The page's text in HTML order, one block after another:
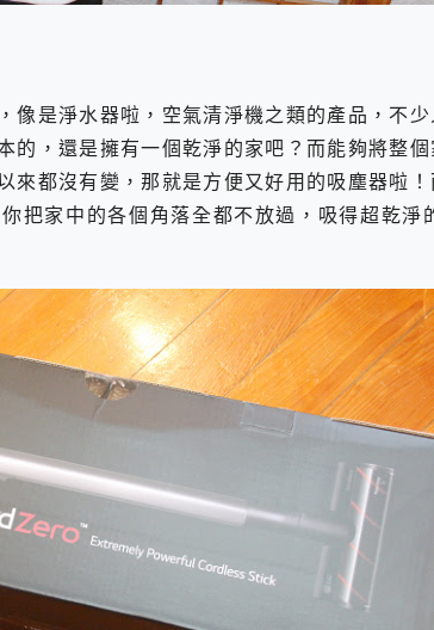
充 ONPRO MagReact M5 10000mAh 5合1 磁吸無
急便｜行動儲能救車電源】 可靠的旅行夥伴！帶
多用途「MSI微星 Modern MD272UPSW 27型」
、冰感變色實測，realme 14 5G 遊戲戰鬥值爆表
AirPods耳機 三個設備充電一起搞定 ONPRO
」開放式耳掛耳機，無感配戴! 超穩超服貼，
袋裡的 Zeiss 潮流攝影棚!
Roborock 衣莉莎白 H1 Neo分子篩洗脫烘 AI 滾筒
機 最完美的家 MSI Nest Docking Station 掌機專
臨~ vivo X200 Pro、vivo X200 就是這麼好拍
免費線上去聲器一鍵去除人聲 人聲 音樂分離
分享~~ iToolab AnyGo 魔物獵人 Now飛人 ios教
夢飛人 AnyTo 不出門也可以飛遍全世界
量 一次充5個設備 充好充滿 CUKTECH 酷態科
就是這麼簡單 EaseUS Data Recovery Wizard
碟管理程式 EaseUS Partition Master 就是這麼簡單
開箱! 相機實測! 長焦覆蓋更遠更清晰、2日長續航
測~ 有深度的 Leica 影像旗艦手機! 加碼小旗艦
耳機智慧降噪升級、音質明亮溫潤，並支援雙設
包 來囉 完美保護 MSI Claw A1M-026TW 電競掌機
開箱 評測! 首搭蔡司光學鏡頭、攝影棚級柔光環
散熱 微星 MSI Claw A1M-026TW 電競掌機 開箱
像是淨水器啦，空氣清淨機之類的產品，不
的，還是擁有一個乾淨的家吧？而能夠將整
來都沒有變，那就是方便又好用的吸塵器啦！
把家中的各個角落全都不放過，吸得超乾淨